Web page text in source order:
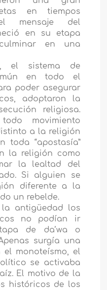
en tiempos
mensaje del
en su etapa
en una
el sistema de
en todo el
poder asegurar
adoptaron la
religiosa.
movimiento
a la religión
toda “apostasía”
la religión como
la lealtad del
Si alguien se
diferente a la
un rebelde.
antigüedad los
no podían ir
de da’wa o
surgía una
monoteísmo, el
se activaba
El motivo de la
históricos de los